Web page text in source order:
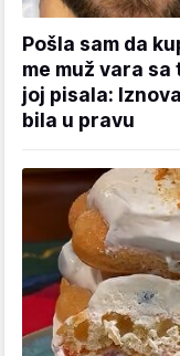
Pošla sam da
me muž vara
joj pisala:
bila u pravu